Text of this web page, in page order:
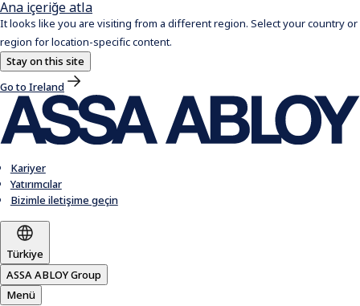
Ana içeriğe atla
It looks like you are visiting from a different region. Select your country or
region for location-specific content.
Stay on this site
Go to Ireland
Kariyer
Yatırımcılar
Bizimle iletişime geçin
Türkiye
ASSA ABLOY Group
Menü